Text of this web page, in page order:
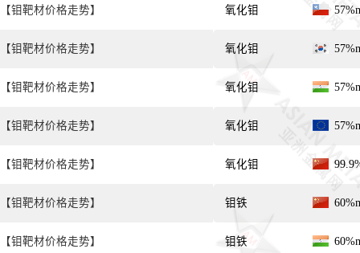
【钼靶材价格走势】
【钼靶材价格走势】
【钼靶材价格走势】
【钼靶材价格走势】
【钼靶材价格走势】
【钼靶材价格走势】
【钼靶材价格走势】
氧化钼
氧化钼
氧化钼
氧化钼
氧化钼
钼铁
钼铁